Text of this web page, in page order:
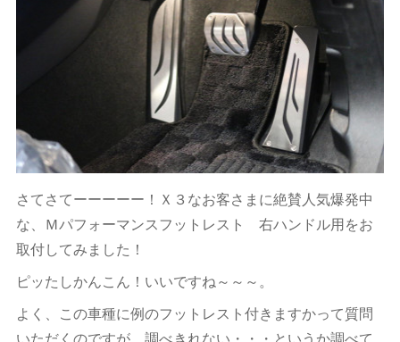
さてさてーーーーー！Ｘ３なお客さまに絶賛人気爆発中
な、Ｍパフォーマンスフットレスト 右ハンドル用をお
取付してみました！
ピッたしかんこん！いいですね～～～。
よく、この車種に例のフットレスト付きますかって質問